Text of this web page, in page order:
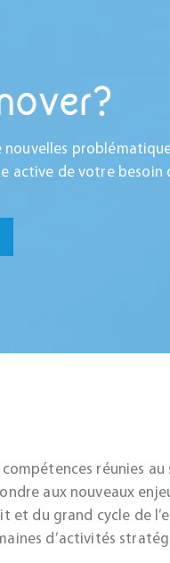
active de votre besoin
compétences réunies
aux nouveaux
et du grand cycle de
d’activités